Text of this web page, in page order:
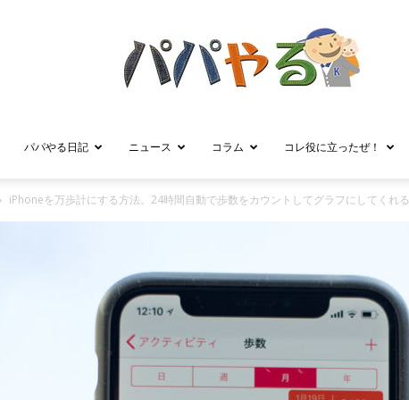
パ
パ
や
パパやる日記 ニュース コラム コレ役に立ったぜ！
iPhoneを万歩計にする方法。24時間自動で歩数をカウントしてグラフにしてくれる